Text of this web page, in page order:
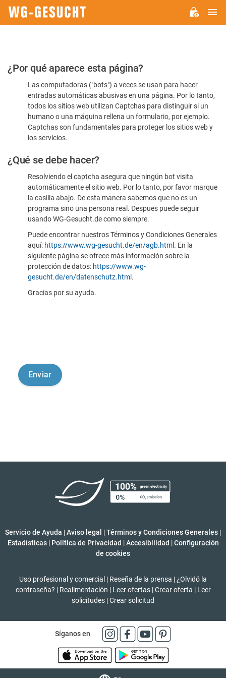
Por
favor,
confirme
humano
¿Por qué aparece esta página?
Las computadoras ("bots") a veces se usan para hacer
entradas automáticas abusivas en una página. Por lo tanto,
todos los sitios web utilizan Captchas para distinguir si un
humano o una máquina rellena un formulario, por ejemplo.
Captchas son fundamentales para proteger los sitios web y
los servicios.
¿Qué se debe hacer?
Resolviendo el captcha asegura que ningún bot visita
automáticamente el sitio web. Por lo tanto, por favor marque
la casilla abajo. De esta manera sabemos que no es un
programa sino una persona real. Despues puede seguir
usando WG-Gesucht.de como siempre.
Puede encontrar nuestros Términos y Condiciones Generales
aquí: https://www.wg-gesucht.de/en/agb.html . En la
siguiente página se ofrece más información sobre la
protección de datos: https://www.wg-
gesucht.de/en/datenschutz.html .
Gracias por su ayuda.
Servicio de Ayuda |Aviso legal |Términos y Condiciones Generales |
Estadísticas | Política de Privacidad | Accesibilidad | Configuración
de cookies
Uso profesional y comercial | Reseña de la prensa | ¿Olvidó la
contraseña? | Realimentación | Leer ofertas | Crear oferta | Leer
solicitudes |Crear solicitud
Síganos en